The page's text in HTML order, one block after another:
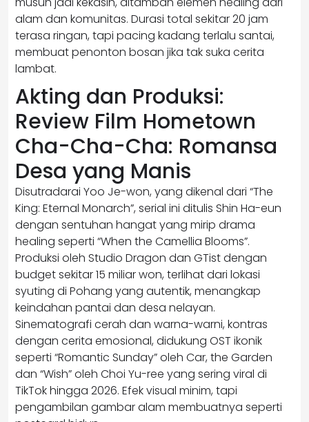
alam dan komunitas. Durasi total sekitar 20 jam
terasa ringan, tapi pacing kadang terlalu santai,
membuat penonton bosan jika tak suka cerita
lambat.
Akting dan Produksi:
Review Film Hometown
Cha-Cha-Cha: Romansa
Desa yang Manis
Disutradarai Yoo Je-won, yang dikenal dari “The
King: Eternal Monarch”, serial ini ditulis Shin Ha-eun
dengan sentuhan hangat yang mirip drama
healing seperti “When the Camellia Blooms”.
Produksi oleh Studio Dragon dan GTist dengan
budget sekitar 15 miliar won, terlihat dari lokasi
syuting di Pohang yang autentik, menangkap
keindahan pantai dan desa nelayan.
Sinematografi cerah dan warna-warni, kontras
dengan cerita emosional, didukung OST ikonik
seperti “Romantic Sunday” oleh Car, the Garden
dan “Wish” oleh Choi Yu-ree yang sering viral di
TikTok hingga 2026. Efek visual minim, tapi
pengambilan gambar alam membuatnya seperti